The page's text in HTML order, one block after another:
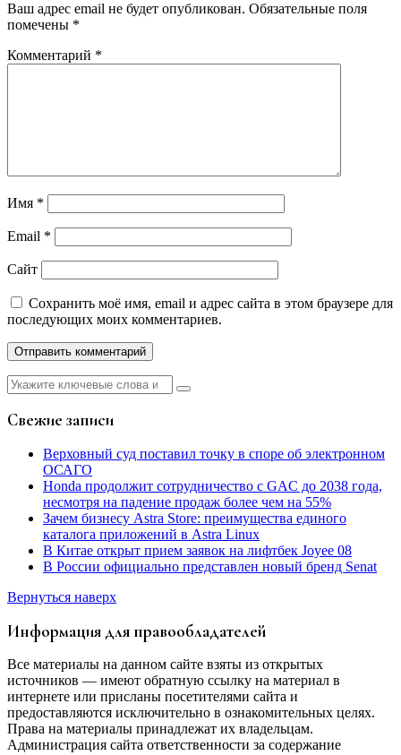
Ваш адрес email не будет опубликован. Обязательные поля
помечены *
Комментарий *
Имя *
Email *
Сайт
Сохранить моё имя, email и адрес сайта в этом браузере для
последующих моих комментариев.
Найти:
Свежие записи
Верховный суд поставил точку в споре об электронном
ОСАГО
Honda продолжит сотрудничество с GAC до 2038 года,
несмотря на падение продаж более чем на 55%
Зачем бизнесу Astra Store: преимущества единого
каталога приложений в Astra Linux
В Китае открыт прием заявок на лифтбек Joyee 08
В России официально представлен новый бренд Senat
Вернуться наверх
Информация для правообладателей
Все материалы на данном сайте взяты из открытых
источников — имеют обратную ссылку на материал в
интернете или присланы посетителями сайта и
предоставляются исключительно в ознакомительных целях.
Права на материалы принадлежат их владельцам.
Администрация сайта ответственности за содержание